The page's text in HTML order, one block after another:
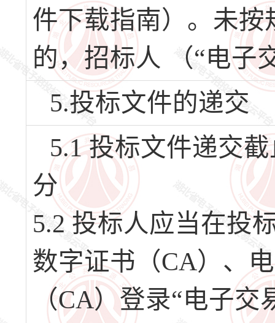
件下载指南）。未按
的，招标人 （“电子
5.投标文件的递交
5.1 投标文件递交
分
5.2 投标人应当在投
数字证书（CA）、
（CA）登录“电子